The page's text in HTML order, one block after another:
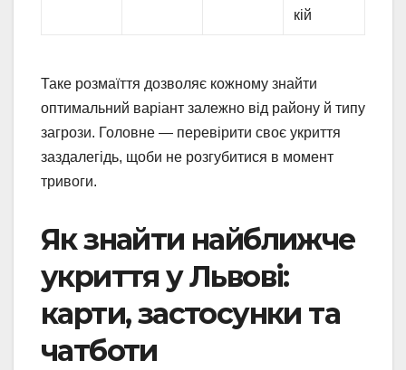
кій
Таке розмаїття дозволяє кожному знайти
оптимальний варіант залежно від району й типу
загрози. Головне — перевірити своє укриття
заздалегідь, щоби не розгубитися в момент
тривоги.
Як знайти найближче
укриття у Львові:
карти, застосунки та
чатботи